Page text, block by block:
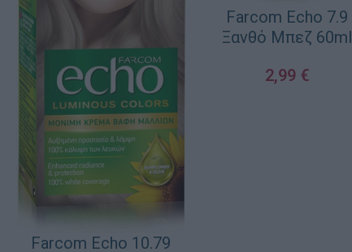
Farcom Echo 10.79
Farcom Echo 7.9
Ξανθό Μπεζ 60ml
2,99 €